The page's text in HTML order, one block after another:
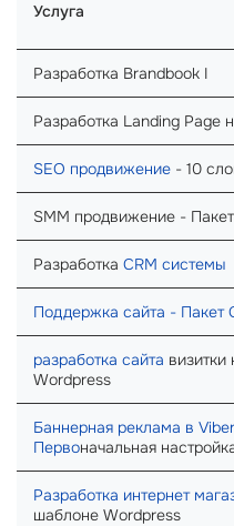
Услуга
Разработка Brandbook I
Разработка Landing Page
SEO продвижение - 10
SMM продвижение -
Разработка CRM системы
Поддержка сайта - Пакет
разработка сайта
Wordpress
Баннерная реклама в
Первоначальная
Разработка интернет
шаблоне Wordpress